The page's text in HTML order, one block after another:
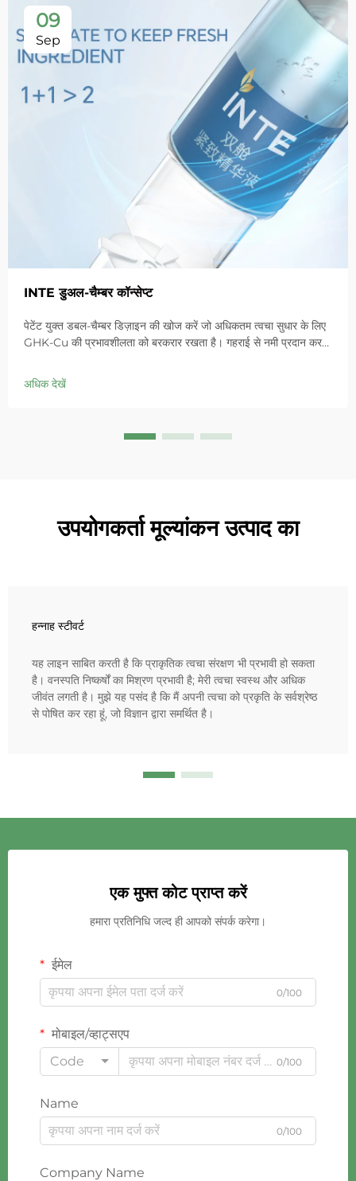
09
Sep
INTE डुअल-चैम्बर कॉन्सेप्ट
पेटेंट युक्त डबल-चैम्बर डिज़ाइन की खोज करें जो अधिकतम त्वचा सुधार के लिए
GHK-Cu की प्रभावशीलता को बरकरार रखता है। गहराई से नमी प्रदान करता
आज ही 'स्मॉल ब्लू चैम्बर' समाधान आजमाएं।
अधिक देखें
उपयोगकर्ता मूल्यांकन उत्पाद का
हन्नाह स्टीवर्ट
यह लाइन साबित करती है कि प्राकृतिक त्वचा संरक्षण भी प्रभावी हो सकता
है। वनस्पति निष्कर्षों का मिश्रण प्रभावी है; मेरी त्वचा स्वस्थ और अधिक
जीवंत लगती है। मुझे यह पसंद है कि मैं अपनी त्वचा को प्रकृति के सर्वश्रेष्ठ
से पोषित कर रहा हूं, जो विज्ञान द्वारा समर्थित है।
एक मुफ्त कोट प्राप्त करें
हमारा प्रतिनिधि जल्द ही आपको संपर्क करेगा।
ईमेल
0/100
मोबाइल/व्हाट्सएप
Code
0/100
Name
0/100
Company Name